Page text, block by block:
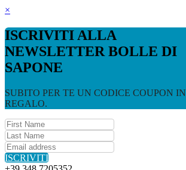
×
ISCRIVITI ALLA
NEWSLETTER BOLLE DI
SAPONE
SUBITO PER TE UN CODICE COUPON IN
REGALO.
ISCRIVITI